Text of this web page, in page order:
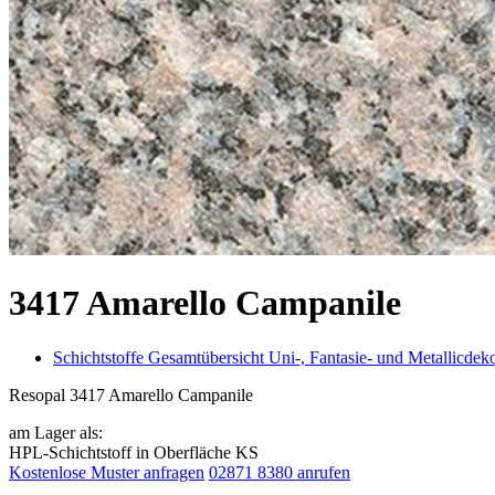
3417 Amarello Campanile
Schichtstoffe Gesamtübersicht Uni-, Fantasie- und
Resopal 3417 Amarello Campanile
am Lager als:
HPL-Schichtstoff in Oberfläche KS
Kostenlose Muster anfragen 02871 8380 anrufen